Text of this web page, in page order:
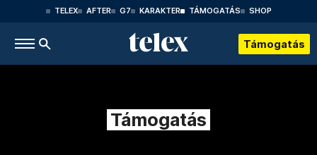
TELEX AFTER G7 KARAKTER TÁMOGATÁS SHOP
Támogatás
Támogatás